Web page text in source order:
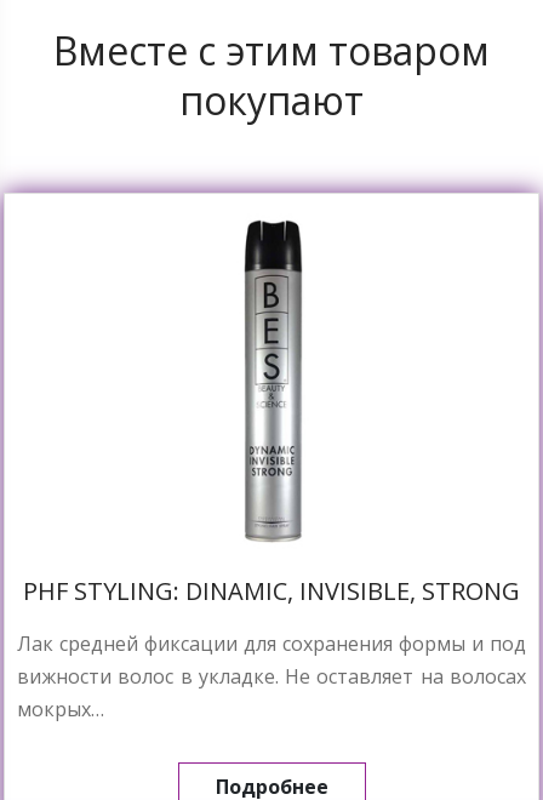
Вместе с этим товаром
покупают
PHF STYLING: DINAMIC, INVISIBLE, STRONG
Лак средней фиксации для сохранения формы и под
вижности волос в укладке. Не оставляет на волосах
мокрых…
Подробнее